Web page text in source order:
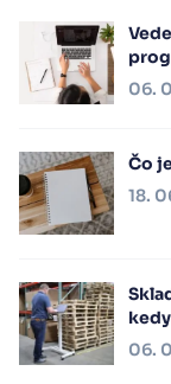
06.
Čo
18.
06.